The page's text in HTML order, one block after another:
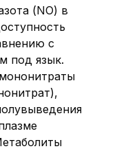
(NO) в
с
под язык.